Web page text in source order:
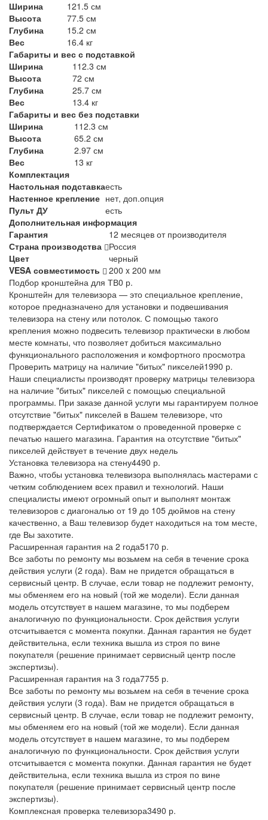
Ширина
121.5 см
Высота
77.5 см
Глубина
15.2 см
Вес
16.4 кг
Габариты и вес с подставкой
Ширина
112.3 см
Высота
72 см
Глубина
25.7 см
Вес
13.4 кг
Габариты и вес без подставки
Ширина
112.3 см
Высота
65.2 см
Глубина
2.97 см
Вес
13 кг
Комплектация
Настольная подставкаесть
Настенное крепление нет, доп.опция
Пульт ДУ
есть
Дополнительная информация
Гарантия
12 месяцев от производителя
Страна производства
Россия
Цвет
черный
VESA совместимость
200 x 200 мм
Подбор кронштейна для ТВ0 р.
Кронштейн для телевизора — это специальное крепление,
которое предназначено для установки и подвешивания
телевизора на стену или потолок. С помощью такого
крепления можно подвесить телевизор практически в любом
месте комнаты, что позволяет добиться максимально
функционального расположения и комфортного просмотра
Проверить матрицу на наличие "битых" пикселей1990 р.
Наши специалисты производят проверку матрицы телевизора
на наличие "битых" пикселей с помощью специальной
программы. При заказе данной услуги мы гарантируем полное
отсутствие "битых" пикселей в Вашем телевизоре, что
подтверждается Сертификатом о проведенной проверке с
печатью нашего магазина. Гарантия на отсутствие "битых"
пикселей действует в течение двух недель
Установка телевизора на стену4490 р.
Важно, чтобы установка телевизора выполнялась мастерами с
четким соблюдением всех правил и технологий. Наши
специалисты имеют огромный опыт и выполнят монтаж
телевизоров с диагональю от 19 до 105 дюймов на стену
качественно, а Ваш телевизор будет находиться на том месте,
где Вы захотите.
Расширенная гарантия на 2 года5170 р.
Все заботы по ремонту мы возьмем на себя в течение срока
действия услуги (2 года). Вам не придется обращаться в
сервисный центр. В случае, если товар не подлежит ремонту,
мы обменяем его на новый (той же модели). Если данная
модель отсутствует в нашем магазине, то мы подберем
аналогичную по функциональности. Срок действия услуги
отсчитывается с момента покупки. Данная гарантия не будет
действительна, если техника вышла из строя по вине
покупателя (решение принимает сервисный центр после
экспертизы).
Расширенная гарантия на 3 года7755 р.
Все заботы по ремонту мы возьмем на себя в течение срока
действия услуги (3 года). Вам не придется обращаться в
сервисный центр. В случае, если товар не подлежит ремонту,
мы обменяем его на новый (той же модели). Если данная
модель отсутствует в нашем магазине, то мы подберем
аналогичную по функциональности. Срок действия услуги
отсчитывается с момента покупки. Данная гарантия не будет
действительна, если техника вышла из строя по вине
покупателя (решение принимает сервисный центр после
экспертизы).
Комплексная проверка телевизора3490 р.